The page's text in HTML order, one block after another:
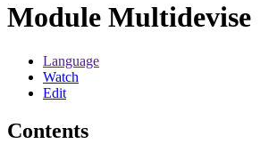
Module Multidevise
Language
Watch
Edit
Contents